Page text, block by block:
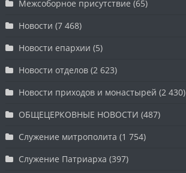
Межсоборное присутствие (65)
Новости (7 468)
Новости епархии (5)
Новости отделов (2 623)
Новости приходов и монастырей (2 430)
ОБЩЕЦЕРКОВНЫЕ НОВОСТИ (487)
Служение митрополита (1 754)
Служение Патриарха (397)